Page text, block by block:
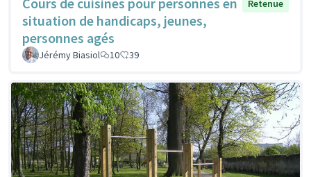
situation de handicaps, jeunes,
personnes agés
Retenue
Jérémy Biasiol 10 39